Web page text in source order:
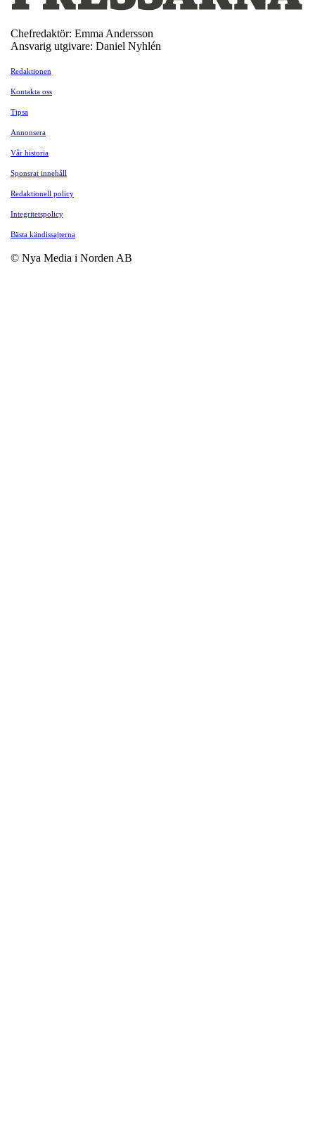
Chefredaktör: Emma Andersson
Ansvarig utgivare: Daniel Nyhlén
Redaktionen
Kontakta oss
Tipsa
Annonsera
Vår historia
Sponsrat innehåll
Redaktionell policy
Integritetspolicy
Bästa kändissajterna
© Nya Media i Norden AB